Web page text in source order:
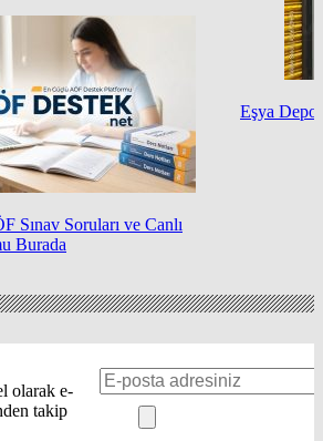
Sınav Soruları ve Canlı
Burada
Eşya
olarak e-
takip